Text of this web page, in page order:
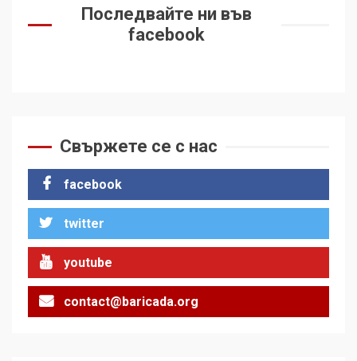
Последвайте ни във
facebook
Свържете се с нас
facebook
twitter
youtube
contact@baricada.org